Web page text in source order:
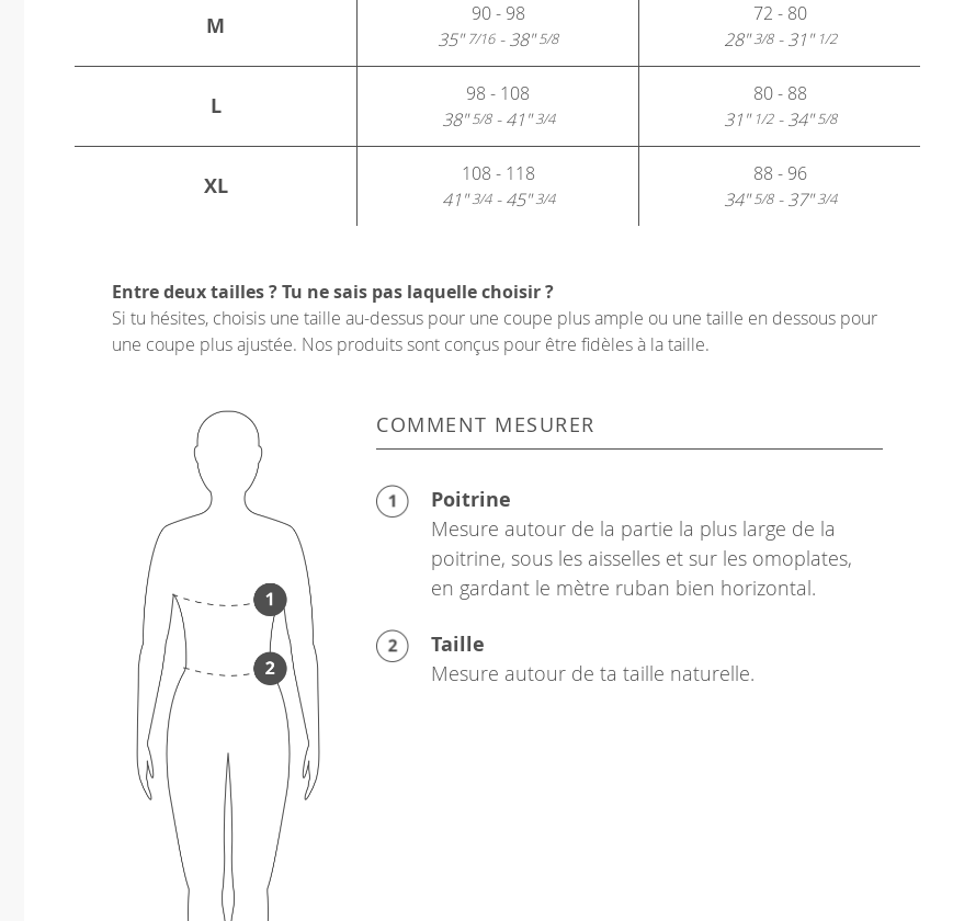
M
90 - 98
35"7/16- 38"5/8
72 - 80
28"3/8- 31"1/2
L
98 - 108
38"5/8- 41"3/4
80 - 88
31"1/2- 34"5/8
XL
108 - 118
41"3/4- 45"3/4
88 - 96
34"5/8- 37"3/4
Entre deux tailles ? Tu ne sais pas laquelle choisir ?
Si tu hésites, choisis une taille au-dessus pour une coupe plus ample ou une taille en dessous pour
une coupe plus ajustée. Nos produits sont conçus pour être fidèles à la taille.
COMMENT MESURER
Poitrine
Mesure autour de la partie la plus large de la
poitrine, sous les aisselles et sur les omoplates,
en gardant le mètre ruban bien horizontal.
Taille
Mesure autour de ta taille naturelle.